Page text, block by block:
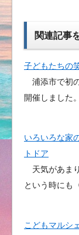
関連記事
子どもたちの
浦添市で初
開催しました
いろいろな家
トドア
天気があま
という時にも
こどもマルシ